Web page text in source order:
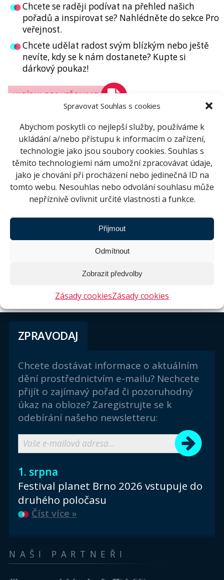
Spravovat Souhlas s cookies
Abychom poskytli co nejlepší služby, používáme k
ukládání a/nebo přístupu k informacím o zařízení,
technologie jako jsou soubory cookies. Souhlas s
těmito technologiemi nám umožní zpracovávat údaje,
jako je chování při procházení nebo jedinečná ID na
tomto webu. Nesouhlas nebo odvolání souhlasu může
nepříznivě ovlivnit určité vlastnosti a funkce.
Přijmout
Odmítnout
Zobrazit předvolby
Zásady cookiesZásady cookies
Chcete se raději podívat na přehled našich
pořadů a inspirovat se? Nahlédněte do sekce Pro
veřejnost.
Chcete udělat radost svým blízkým nebo ještě
nevíte, kdy se k nám dostanete? Kupte si
dárkový poukaz!
NABÍDKA PRO VEŘEJNOST
DÁRKOVÉ POUKAZY
ZPRAVODAJ
Chcete dostávat informace o aktuálním
dění prostřednictvím e-mailu? Nechcete
přijít o zajímavý pořad či pozoruhodný
úkaz na obloze? Zaregistrujte se k
odebírání našeho newsletteru:
1. srpna
Festival planet Brno 2026 vstupuje do
druhého poločasu
Číst více »
NAŠI PARTNEŘI